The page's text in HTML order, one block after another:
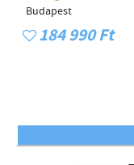
Budapest
184 990 Ft